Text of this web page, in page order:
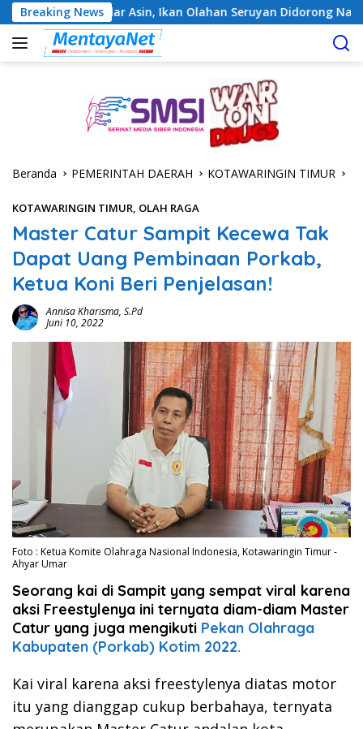
Langsung
ke
konten
Breaking News
Asin, Ikan Olahan Seruyan Didorong Naik Kelas
Beranda PEMERINTAH DAERAH KOTAWARINGIN TIMUR
KOTAWARINGIN TIMUR, OLAH RAGA
Master Catur Sampit Kecewa Tak
Dapat Uang Pembinaan Porkab,
Ketua Koni Beri Penjelasan!
Annisa Kharisma, S.Pd
Juni 10, 2022
Foto : Ketua Komite Olahraga Nasional Indonesia, Kotawaringin Timur -
Ahyar Umar
Seorang kai di Sampit yang sempat viral karena
aksi Freestylenya ini ternyata diam-diam Master
Catur yang juga mengikuti Pekan Olahraga
Kabupaten (Porkab) Kotim 2022.
Kai viral karena aksi freestylenya diatas motor
itu yang dianggap cukup berbahaya, ternyata